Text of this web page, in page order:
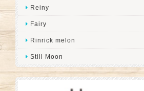
Reiny
Fairy
Rinrick melon
Still Moon